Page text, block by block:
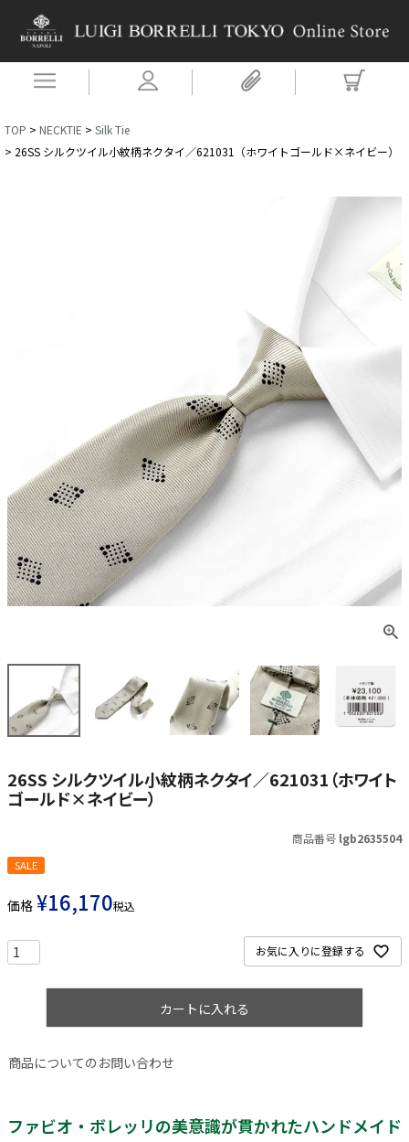
TOP NECKTIE
Silk Tie
26SS シルクツイル小紋柄ネクタイ／621031（ホワイトゴールド×ネイビー）
26SS シルクツイル小紋柄ネクタイ／621031（ホワイト
ゴールド×ネイビー）
商品番号 lgb2635504
SALE
価格 ¥16,170税込
お気に入りに登録する
カートに入れる
商品についてのお問い合わせ
ファビオ・ボレッリの美意識が貫かれたハンドメイド